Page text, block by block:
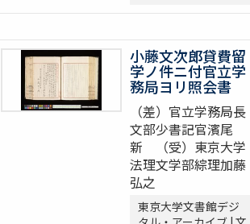
小藤文次郎貸費留
学ノ件ニ付官立学
務局ヨリ照会書
（差）官立学務局長
文部少書記官濱尾
新 （受）東京大学
法理文学部綜理加藤
弘之
東京大学文書館デジ